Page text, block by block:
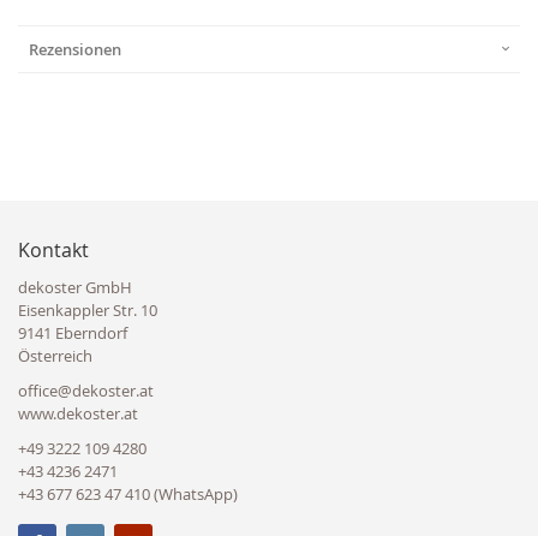
Rezensionen
Kontakt
dekoster GmbH
Eisenkappler Str. 10
9141 Eberndorf
Österreich
office@dekoster.at
www.dekoster.at
+49 3222 109 4280
+43 4236 2471
+43 677 623 47 410 (WhatsApp)